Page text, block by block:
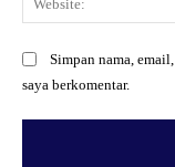
Simpan nama,
saya berkomentar.